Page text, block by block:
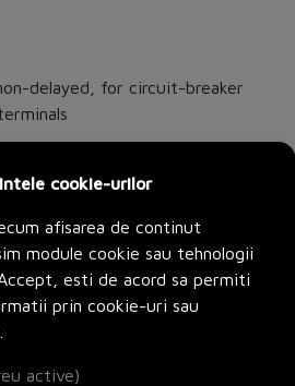
delayed, for circuit-breaker
cookie-urilor
afisarea de continut
module cookie sau tehnologii
esti de acord sa permiti
prin cookie-uri sau
active)